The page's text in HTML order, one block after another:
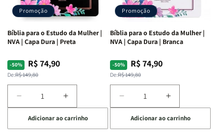
Promoção
Bíblia para o Estudo da Mulher |
NVA | Capa Dura | Preta
-50%
Preço
normal
De:R$ 149,80
Preço
promocional
R$ 74,90
Diminuir
a
quantidade
de
Aumentar
a
quantidade
de
Adicionar ao carrinho
Promoção
Bíblia para o Estudo da Mulher |
NVA | Capa Dura | Branca
-50%
Preço
normal
De:R$ 149,80
Preço
promocional
R$ 74,90
Diminuir
a
quantidade
de
Aumentar
a
quantidade
de
Adicionar ao carrinho